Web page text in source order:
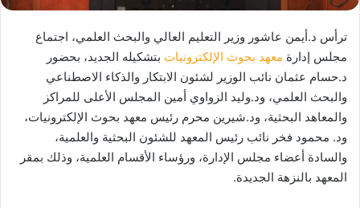
ترأس د.أيمن عاشور وزير التعليم العالي والبحث العلمي، اجتماع
مجلس إدارة معهد بحوث الإلكترونيات بتشكيله الجديد، بحضور
د.حسام عثمان نائب الوزير لشئون الابتكار والذكاء الاصطناعي
والبحث العلمي، ود.وليد الزواوي أمين المجلس الأعلى للمراكز
والمعاهد البحثية، ود.شيرين محرم رئيس معهد بحوث الإلكترونيات،
ود. محمود فخر نائب رئيس المعهد للشئون البحثية والعلمية،
والسادة أعضاء مجلس الإدارة، ورؤساء الأقسام العلمية، وذلك بمقر
المعهد بالنزهة الجديدة.